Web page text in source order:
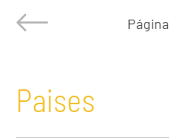
Página
Paises